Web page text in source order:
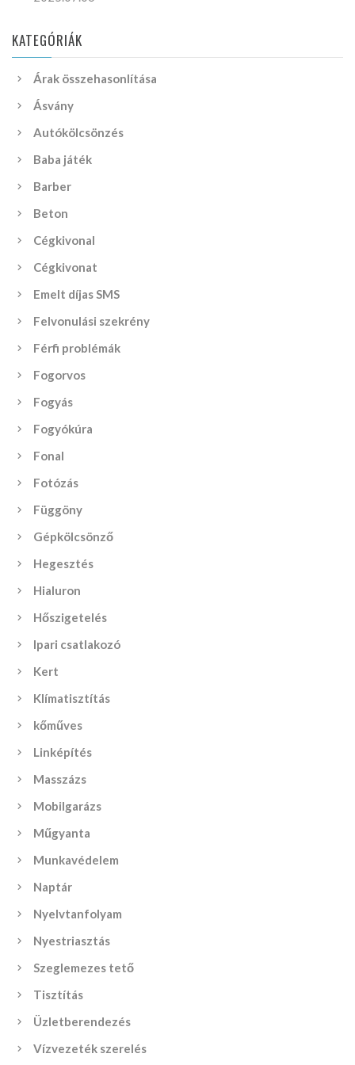
KATEGÓRIÁK
Árak összehasonlítása
Ásvány
Autókölcsönzés
Baba játék
Barber
Beton
Cégkivonal
Cégkivonat
Emelt díjas SMS
Felvonulási szekrény
Férfi problémák
Fogorvos
Fogyás
Fogyókúra
Fonal
Fotózás
Függöny
Gépkölcsönző
Hegesztés
Hialuron
Hőszigetelés
Ipari csatlakozó
Kert
Klímatisztítás
kőműves
Linképítés
Masszázs
Mobilgarázs
Műgyanta
Munkavédelem
Naptár
Nyelvtanfolyam
Nyestriasztás
Szeglemezes tető
Tisztítás
Üzletberendezés
Vízvezeték szerelés